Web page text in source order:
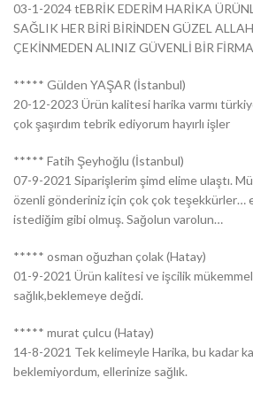
03-1-2024 tEBRİK EDERİM HARİKA
SAĞLIK HER BİRİ BİRİNDEN GÜZEL
ÇEKİNMEDEN ALINIZ GÜVENLİ BİR FİRMA
***** Gülden YAŞAR (İstanbul)
20-12-2023 Ürün kalitesi harika varmı
çok şaşırdım tebrik ediyorum hayırlı işler
***** Fatih Şeyhoğlu (İstanbul)
07-9-2021 Siparişlerim şimd elime ulaştı.
özenli gönderiniz için çok çok teşekkürler…
istediğim gibi olmuş. Sağolun varolun…
***** osman oğuzhan çolak (Hatay)
01-9-2021 Ürün kalitesi ve işcilik
sağlık,beklemeye değdi.
***** murat çulcu (Hatay)
14-8-2021 Tek kelimeyle Harika, bu kadar
beklemiyordum, ellerinize sağlık.